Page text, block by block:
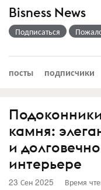
Bisness News
Подписаться
посты подписчики
камня:
и
интерьере
23 Сен 2025 Время